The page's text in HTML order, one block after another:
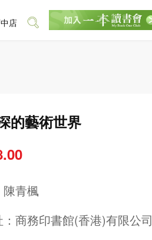
的藝術世界
陳青楓
商務印書館(香港)有限公司
店